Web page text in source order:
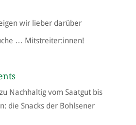
wir lieber darüber
… Mitstreiter:innen!
zu Nachhaltig vom Saatgut bis
die Snacks der Bohlsener